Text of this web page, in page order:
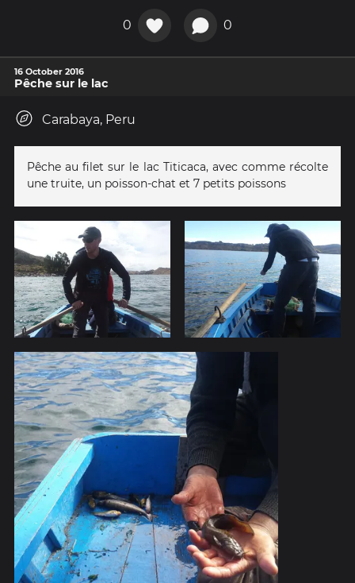
0 0
16 October 2016
Pêche sur le lac
Carabaya, Peru
Pêche au filet sur le lac Titicaca, avec comme récolte
une truite, un poisson-chat et 7 petits poissons